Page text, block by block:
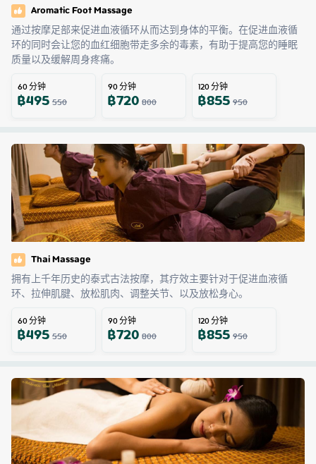
Aromatic Foot Massage
通过按摩足部来促进血液循环从而达到身体的平衡。在促进血液循
环的同时会让您的血红细胞带走多余的毒素，有助于提高您的睡眠
质量以及缓解周身疼痛。
60分钟
฿495550
90分钟
฿720800
120分钟
฿855950
Thai Massage
拥有上千年历史的泰式古法按摩，其疗效主要针对于促进血液循
环、拉伸肌腱、放松肌肉、调整关节、以及放松身心。
60分钟
฿495550
90分钟
฿720800
120分钟
฿855950